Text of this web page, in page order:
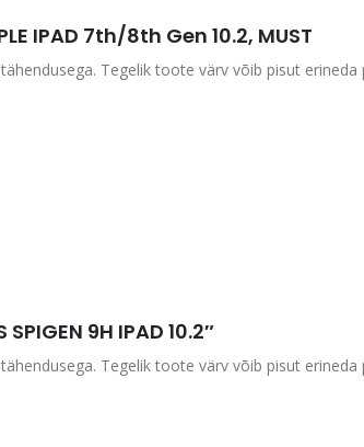
IPAD 7th/8th Gen 10.2, MUST
Tegelik toote värv võib pisut erineda
SPIGEN 9H IPAD 10.2″
Tegelik toote värv võib pisut erineda